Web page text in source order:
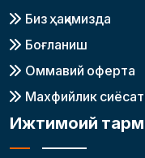
Биз ҳақимизда
Боғланиш
Оммавий оферта
Махфийлик
Ижтимоий